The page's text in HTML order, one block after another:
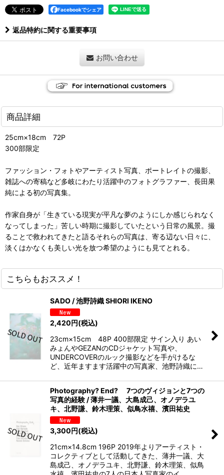
Facebookでシェア
返品特約に関する重要事項
お問い合わせ
商品詳細
25cm×18cm 72P
300部限定
ファッション・フォトやアーティスト写真、ポートレイトの撮影、
雑誌への寄稿など多岐にわたり活躍中のフォトグラファー、長田果
純による初の写真集。
作家自身が「生きている現実が平凡な夢のようにしか感じられなく
なってしまった」苦しい時期に撮影していたという日常の風景。撮
ることで救われてきたと語るそれらの写真は、寄る辺ない日々に、
淡くはかなくも美しい光を放つ希望のようにも見てとれる。
こちらもおススメ！
SADO / 池野詩織 SHIORI IKENO
2,420円(税込)
23cm×15cm 48P 400部限定 サイン入り あい
みょんやGEZANのCDジャケット写真や、
UNDERCOVERのルック撮影などを手がけるな
ど、近年ますます活躍中の写真家、池野詩織に…
Photography? End? 7つのヴィジョンと7つの
写真的経験 / 薄井一議、大島成己、オノデラユ
キ、北野謙、鈴木理策、似鳥水禧、濱田祐史
3,300円(税込)
21cm×14.8cm 196P 2019年よりアーティスト・
コレクティブとして活動してきた、薄井一議、大
島成己、オノデラユキ、北野謙、鈴木理策、似鳥